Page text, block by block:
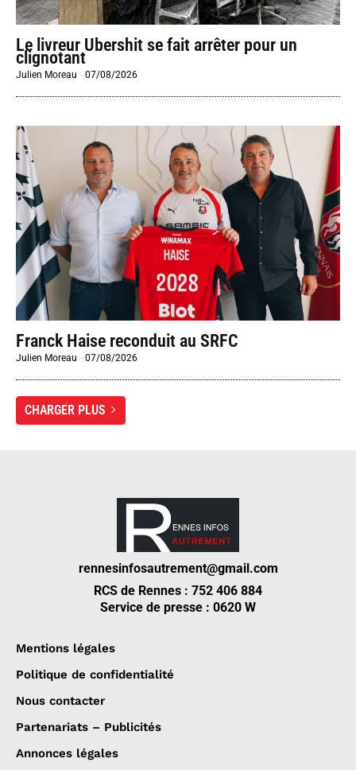
Le livreur Ubershit se fait arrêter pour un
clignotant
Julien Moreau -07/08/2026
Franck Haise reconduit au SRFC
Julien Moreau -07/08/2026
CHARGER PLUS
rennesinfosautrement@gmail.com
RCS de Rennes : 752 406 884
Service de presse : 0620 W
Mentions légales
Politique de confidentialité
Nous contacter
Partenariats – Publicités
Annonces légales